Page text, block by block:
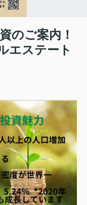
のご案内！
エステート